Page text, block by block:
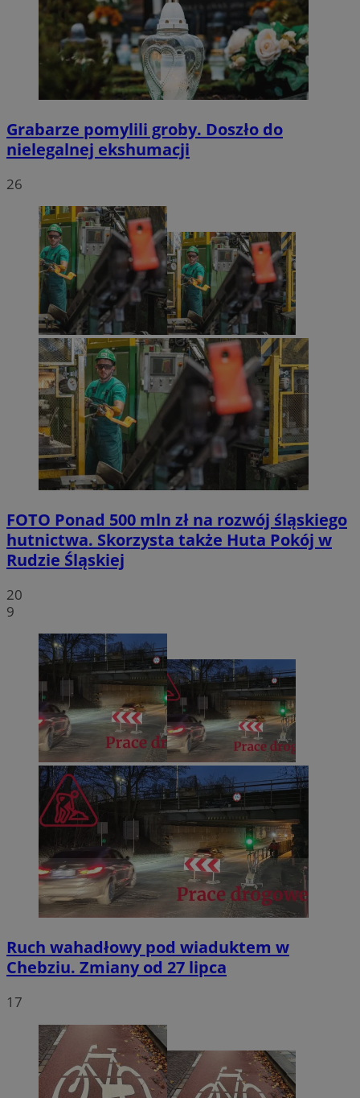
Grabarze pomylili groby. Doszło do
nielegalnej ekshumacji
26
FOTO Ponad 500 mln zł na rozwój śląskiego
hutnictwa. Skorzysta także Huta Pokój w
Rudzie Śląskiej
20
9
Ruch wahadłowy pod wiaduktem w
Chebziu. Zmiany od 27 lipca
17